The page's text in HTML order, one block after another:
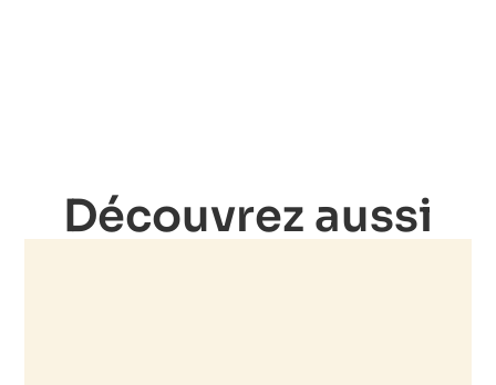
Découvrez aussi